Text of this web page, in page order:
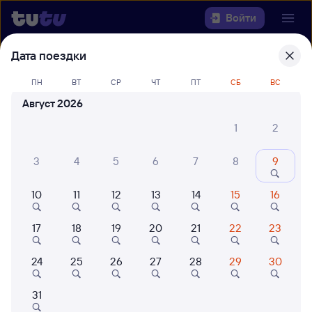
Войти
Выберите день, чтобы найти
билеты Залари — Сочи
Откуда
Найти поезда
Дата поездки
ПН ВТ СР ЧТ ПТ СБ ВС
Август 2026
1
2
3 4 5 6 7 8 9
10 11 12 13 14 15 16
17 18 19 20 21 22 23
24 25 26 27 28 29 30
31